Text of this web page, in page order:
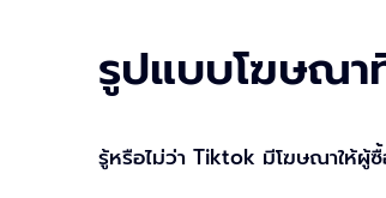
รูปแบบโฆษณ
รู้หรือไม่ว่า Tiktok มีโฆษณาให้ผู้